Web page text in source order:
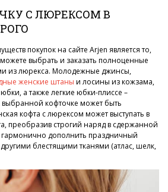
С ЛЮРЕКСОМ В
покупок на сайте Arjen является то,
выбрать и заказать полноценные
из люрекса. Молодежные джинсы,
женские штаны и лосины из кожзама,
а также легкие юбки-плиссе –
кофточке может быть
кофта с люрексом может выступать в
преобразив строгий наряд в сдержанной
дополнить праздничный
другими блестящими тканями (атлас, шелк,